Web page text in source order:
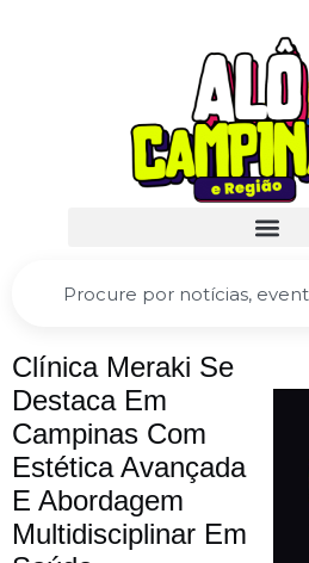
Clínica Meraki Se
Destaca Em
Campinas Com
Estética Avançada
E Abordagem
Multidisciplinar Em